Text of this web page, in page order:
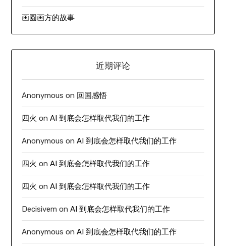
画圆画方的故事
近期评论
Anonymous on 回国感悟
四火 onAI 到底会怎样取代我们的工作
Anonymous onAI 到底会怎样取代我们的工作
四火 onAI 到底会怎样取代我们的工作
四火 onAI 到底会怎样取代我们的工作
Decisivem onAI 到底会怎样取代我们的工作
Anonymous onAI 到底会怎样取代我们的工作